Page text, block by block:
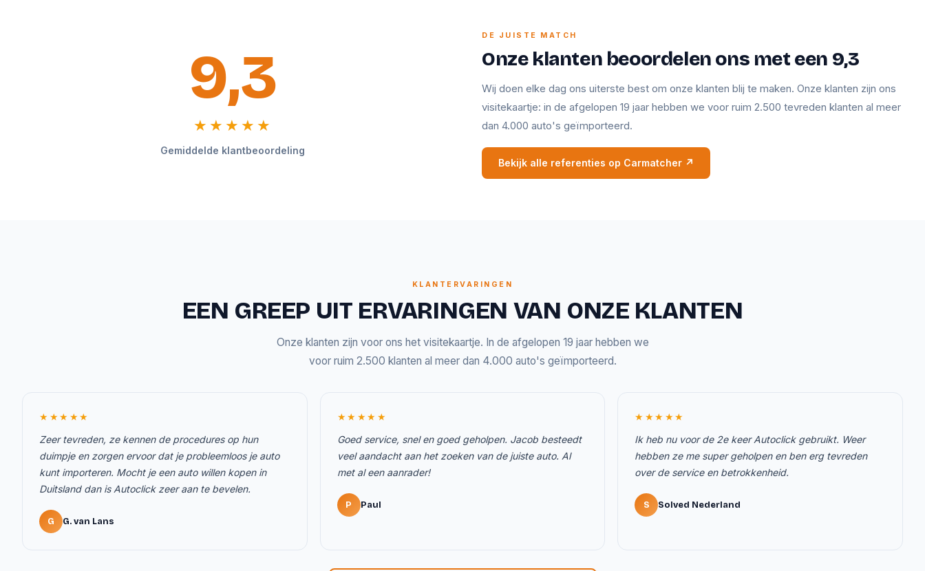
9,3
★★★★★
Gemiddelde klantbeoordeling
DE JUISTE MATCH
Onze klanten beoordelen ons met een 9,3
Wij doen elke dag ons uiterste best om onze klanten blij te maken. Onze klanten zijn ons
visitekaartje: in de afgelopen 19 jaar hebben we voor ruim 2.500 tevreden klanten al meer
dan 4.000 auto's geïmporteerd.
Bekijk alle referenties op Carmatcher ↗
KLANTERVARINGEN
EEN GREEP UIT ERVARINGEN VAN ONZE KLANTEN
Onze klanten zijn voor ons het visitekaartje. In de afgelopen 19 jaar hebben we
voor ruim 2.500 klanten al meer dan 4.000 auto's geïmporteerd.
★★★★★
Zeer tevreden, ze kennen de procedures op hun
duimpje en zorgen ervoor dat je probleemloos je auto
kunt importeren. Mocht je een auto willen kopen in
Duitsland dan is Autoclick zeer aan te bevelen.
G G. van Lans
★★★★★
Goed service, snel en goed geholpen. Jacob besteedt
veel aandacht aan het zoeken van de juiste auto. Al
met al een aanrader!
P Paul
★★★★★
Ik heb nu voor de 2e keer Autoclick gebruikt. Weer
hebben ze me super geholpen en ben erg tevreden
over de service en betrokkenheid.
S Solved Nederland